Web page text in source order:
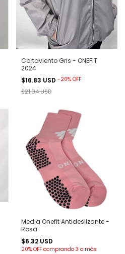
Cortaviento Gris - ONEFIT
2024
$16.83 USD -20% OFF
$21.04 USD
Media Onefit Antideslizante -
Rosa
$6.32 USD
20% OFF comprando 3 o más